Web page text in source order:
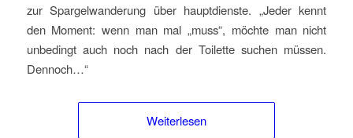
zur Spargelwanderung über hauptdienste. „Jeder kennt
den Moment: wenn man mal „muss“, möchte man nicht
unbedingt auch noch nach der Toilette suchen müssen.
Dennoch…“
Weiterlesen